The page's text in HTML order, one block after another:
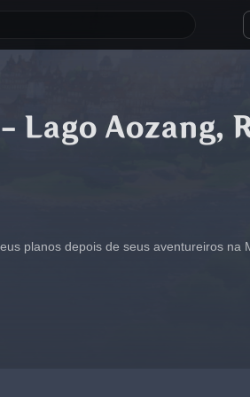
Aozang,
planos depois de seus aventureiros na